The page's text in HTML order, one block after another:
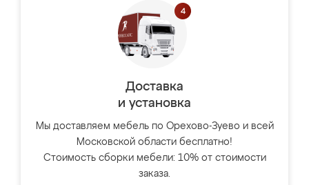
Доставка
и установка
Мы доставляем мебель по Орехово-Зуево и всей
Московской области бесплатно!
Стоимость сборки мебели: 10% от стоимости
заказа.